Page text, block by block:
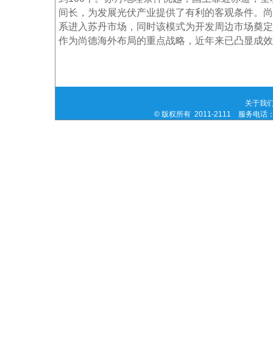
间长，为发展光伏产业提供了有利的客观条件。
系进入苏丹市场，同时该模式为开发周边市场奠
作为尚德海外布局的重点战略，近年来已凸显成
关于我
© 版权所有 2011-2111 服务电